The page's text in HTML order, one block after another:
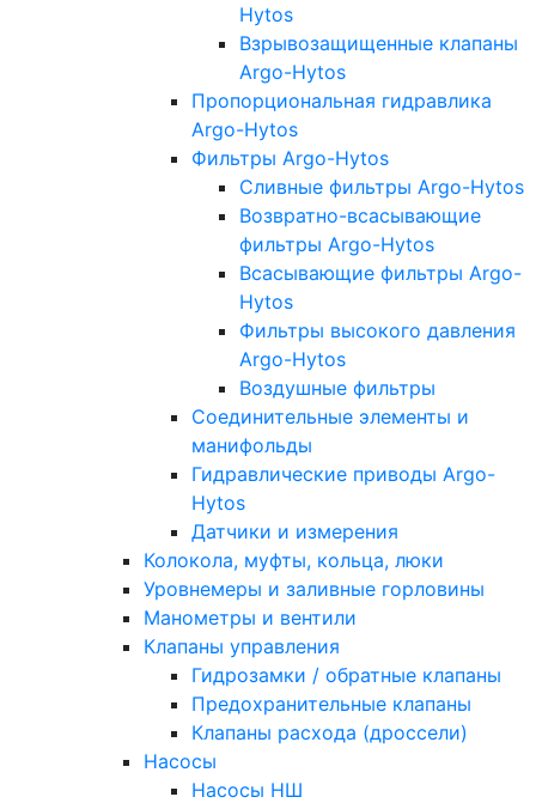
Hytos
Взрывозащищенные клапаны
Argo-Hytos
Пропорциональная гидравлика
Argo-Hytos
Фильтры Argo-Hytos
Сливные фильтры Argo-Hytos
Возвратно-всасывающие
фильтры Argo-Hytos
Всасывающие фильтры Argo-
Hytos
Фильтры высокого давления
Argo-Hytos
Воздушные фильтры
Соединительные элементы и
манифольды
Гидравлические приводы Argo-
Hytos
Датчики и измерения
Колокола, муфты, кольца, люки
Уровнемеры и заливные горловины
Манометры и вентили
Клапаны управления
Гидрозамки / обратные клапаны
Предохранительные клапаны
Клапаны расхода (дроссели)
Насосы
Насосы НШ